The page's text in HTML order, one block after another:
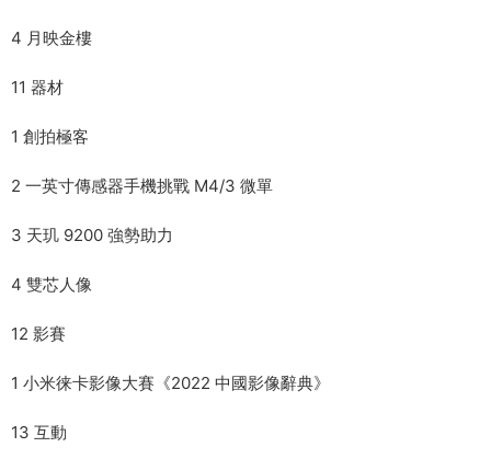
4 月映金樓
11 器材
1 創拍極客
2 一英寸傳感器手機挑戰 M4/3 微單
3 天玑 9200 強勢助力
4 雙芯人像
12 影賽
1 小米徕卡影像大賽《2022 中國影像辭典》
13 互動